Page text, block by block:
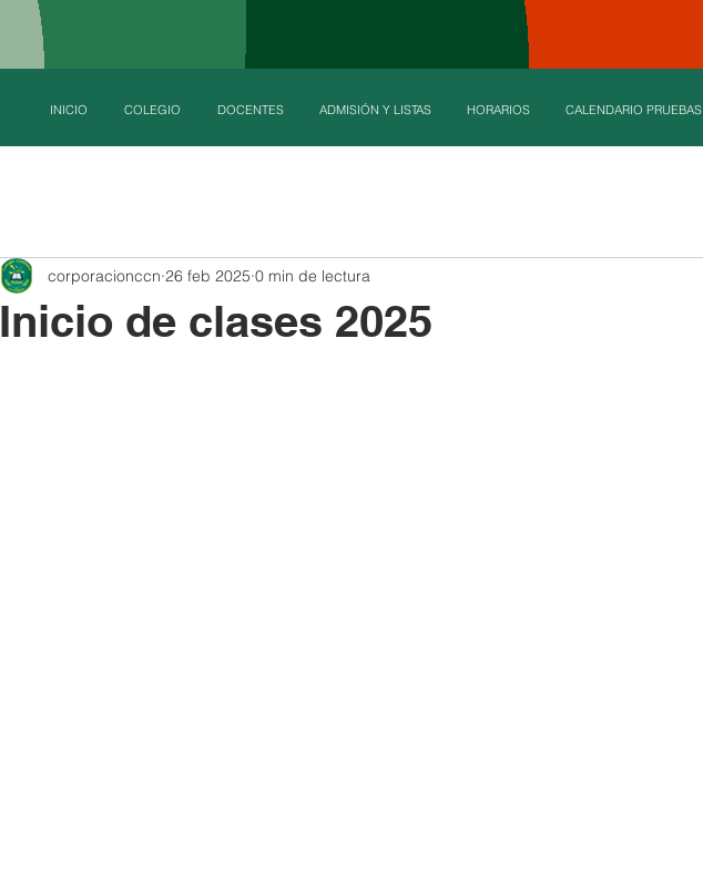
INICIO COLEGIO DOCENTES ADMISIÓN Y LISTAS HORARIOS CALENDARIO PRUEBAS
Inicio de clases 2025
corporacionccn 26 feb 2025 0 min de lectura